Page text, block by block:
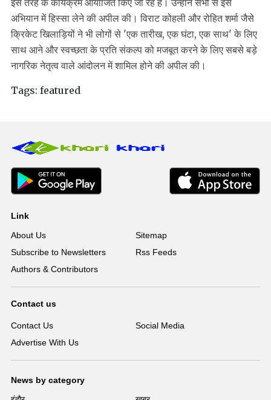
इस तरह के कार्यक्रम आयोजित किए जा रहे हैं। उन्होंने सभी से इस
अभियान में हिस्सा लेने की अपील की। विराट कोहली और रोहित शर्मा जैसे
क्रिकेट खिलाड़ियों ने भी लोगों से 'एक तारीख, एक घंटा, एक साथ' के लिए
साथ आने और स्वच्छता के प्रति संकल्प को मजबूत करने के लिए सबसे बड़े
नागरिक नेतृत्व वाले आंदोलन में शामिल होने की अपील की।
Tags: featured
Link
About Us
Sitemap
Subscribe to Newsletters
Rss Feeds
Authors & Contributors
Contact us
Contact Us
Social Media
Advertise With Us
News by category